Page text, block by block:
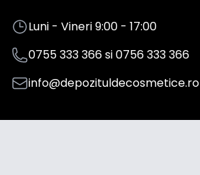
Luni - Vineri 9:00 - 17:00
0755 333 366si0756 333 366
info@depozituldecosmetice.ro